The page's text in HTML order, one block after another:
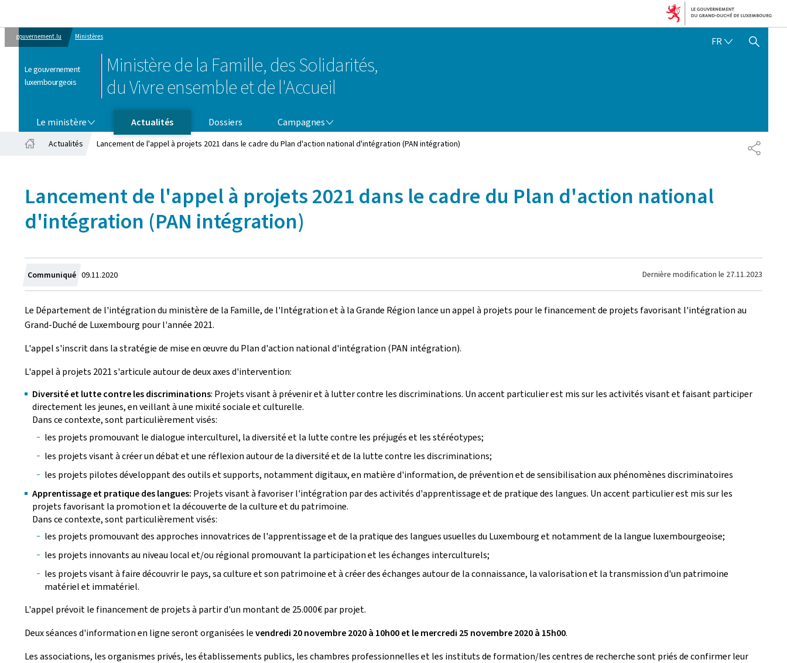
gouvernement.lu Ministères
Le gouvernement
luxembourgeois
Ministère de la Famille, des Solidarités,
du Vivre ensemble et de l'Accueil
FRFRANÇAIS
AFFICHER / MASQUER
Le ministère Actualités Dossiers Campagnes
Actualités Lancement de l'appel à projets 2021 dans le cadre du Plan d'action national d'intégration (PAN intégration)
Lancement de l'appel à projets 2021 dans le cadre du Plan d'action national
d'intégration (PAN intégration)
Communiqué Crée
le
09.11.2020 Dernière modification le 27.11.2023
Le Département de l'intégration du ministère de la Famille, de l'Intégration et à la Grande Région lance un appel à projets pour le financement de projets favorisant l'intégration au
Grand-Duché de Luxembourg pour l'année 2021.
L'appel s'inscrit dans la stratégie de mise en œuvre du Plan d'action national d'intégration (PAN intégration).
L'appel à projets 2021 s'articule autour de deux axes d'intervention:
Diversité et lutte contre les discriminations: Projets visant à prévenir et à lutter contre les discriminations. Un accent particulier est mis sur les activités visant et faisant participer
directement les jeunes, en veillant à une mixité sociale et culturelle.
Dans ce contexte, sont particulièrement visés:
les projets promouvant le dialogue interculturel, la diversité et la lutte contre les préjugés et les stéréotypes;
les projets visant à créer un débat et une réflexion autour de la diversité et de la lutte contre les discriminations;
les projets pilotes développant des outils et supports, notamment digitaux, en matière d'information, de prévention et de sensibilisation aux phénomènes discriminatoires
Apprentissage et pratique des langues: Projets visant à favoriser l'intégration par des activités d'apprentissage et de pratique des langues. Un accent particulier est mis sur les
projets favorisant la promotion et la découverte de la culture et du patrimoine.
Dans ce contexte, sont particulièrement visés:
les projets promouvant des approches innovatrices de l'apprentissage et de la pratique des langues usuelles du Luxembourg et notamment de la langue luxembourgeoise;
les projets innovants au niveau local et/ou régional promouvant la participation et les échanges interculturels;
les projets visant à faire découvrir le pays, sa culture et son patrimoine et à créer des échanges autour de la connaissance, la valorisation et la transmission d'un patrimoine
matériel et immatériel.
L'appel prévoit le financement de projets à partir d'un montant de 25.000€ par projet.
Deux séances d'information en ligne seront organisées levendredi 20 novembre 2020 à 10h00 et le mercredi 25 novembre 2020 à 15h00.
Les associations, les organismes privés, les établissements publics, les chambres professionnelles et les instituts de formation/les centres de recherche sont priés de confirmer leur